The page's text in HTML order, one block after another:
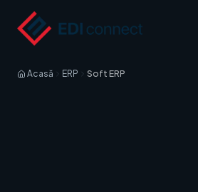
Acasă ERP Soft ERP